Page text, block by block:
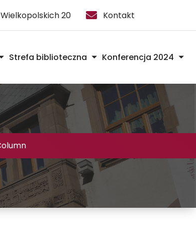
20 Kontakt
Strefa biblioteczna Konferencja 2024